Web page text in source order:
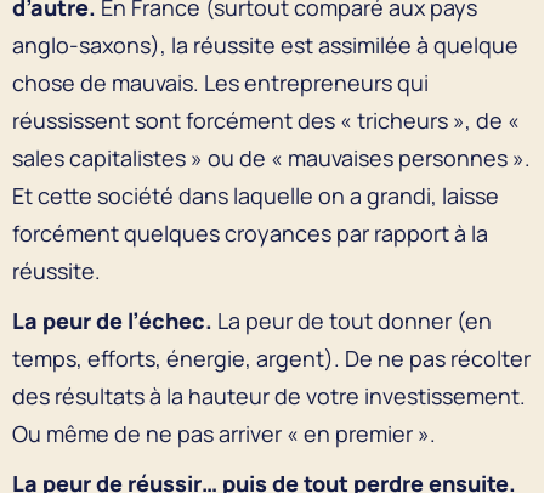
d’autre. En France (surtout comparé aux pays
anglo-saxons), la réussite est assimilée à quelque
chose de mauvais. Les entrepreneurs qui
réussissent sont forcément des « tricheurs », de «
sales capitalistes » ou de « mauvaises personnes ».
Et cette société dans laquelle on a grandi, laisse
forcément quelques croyances par rapport à la
réussite.
La peur de l’échec. La peur de tout donner (en
temps, efforts, énergie, argent). De ne pas récolter
des résultats à la hauteur de votre investissement.
Ou même de ne pas arriver « en premier ».
La peur de réussir… puis de tout perdre ensuite.